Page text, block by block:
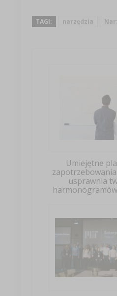
TAGI: narzędzia
Umiejętne
usprawnia